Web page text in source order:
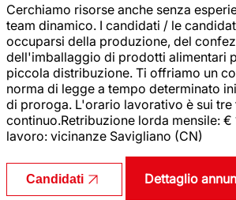
Cerchiamo risorse anche senza
team dinamico. I candidati / le
occuparsi della produzione, del
dell'imballaggio di prodotti alimentari
piccola distribuzione. Ti offriamo un
norma di legge a tempo determinato
di proroga. L'orario lavorativo è sui tre
continuo.Retribuzione lorda mensile: €
lavoro: vicinanze Savigliano (CN)
Candidati Dettaglio